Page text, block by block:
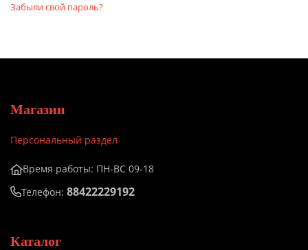
Забыли свой пароль?
Магазин
Персональный раздел
Время работы: ПН-ВС 09-18
Телефон: 88422229192
Каталог